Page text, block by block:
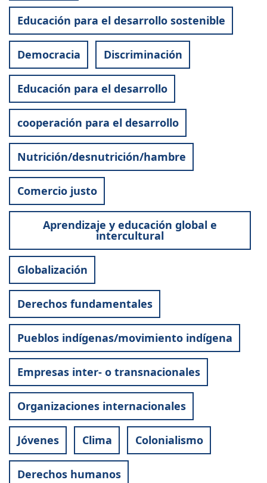
Educación para el desarrollo sostenible
Democracia Discriminación
Educación para el desarrollo
cooperación para el desarrollo
Nutrición/desnutrición/hambre
Comercio justo
Aprendizaje y educación global e
intercultural
Globalización
Derechos fundamentales
Pueblos indígenas/movimiento indígena
Empresas inter- o transnacionales
Organizaciones internacionales
Jóvenes Clima Colonialismo
Derechos humanos